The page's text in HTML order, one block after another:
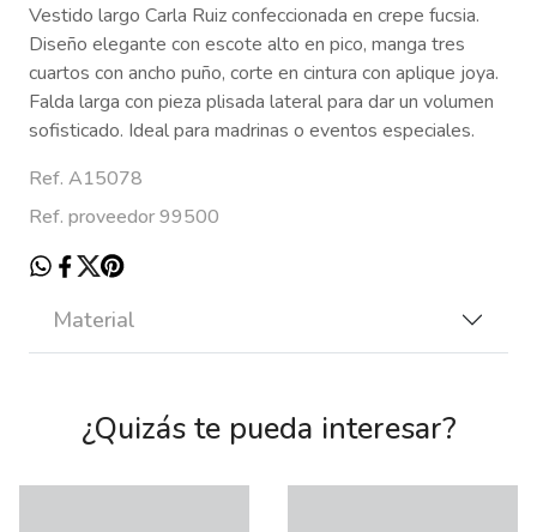
Vestido largo Carla Ruiz confeccionada en crepe fucsia.
Diseño elegante con escote alto en pico, manga tres
cuartos con ancho puño, corte en cintura con aplique joya.
Falda larga con pieza plisada lateral para dar un volumen
sofisticado. Ideal para madrinas o eventos especiales.
Ref. A15078
Ref. proveedor 99500
Material
¿Quizás te pueda interesar?